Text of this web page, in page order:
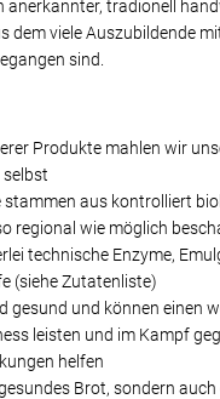
anerkannter, tradionell
dem viele Auszubildende
sind.
Produkte mahlen wir
selbst
aus kontrolliert
regional wie möglich
technische Enzyme,
(siehe Zutatenliste)
gesund und können einen
leisten und im Kampf
helfen
Brot, sondern auch